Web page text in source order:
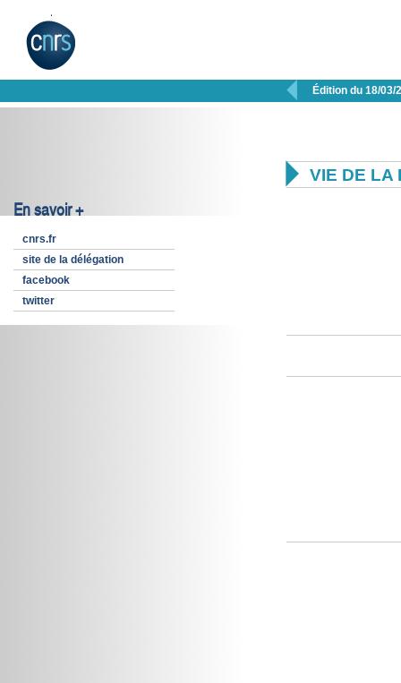
 Édition du 18/03/
En savoir +
cnrs.fr
site de la délégation
facebook
twitter
 VIE DE LA